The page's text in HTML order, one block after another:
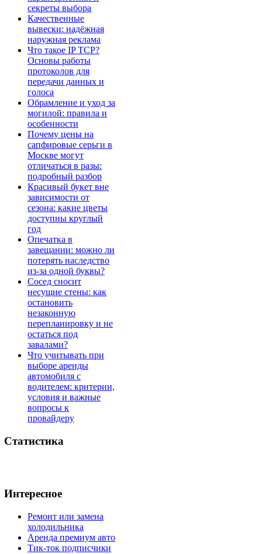
секреты выбора
Качественные
вывески: надёжная
наружная реклама
Что такое IP TCP?
Основы работы
протоколов для
передачи данных и
голоса
Обрамление и уход за
могилой: правила и
особенности
Почему цены на
сапфировые серьги в
Москве могут
отличаться в разы:
подробный разбор
Красивый букет вне
зависимости от
сезона: какие цветы
доступны круглый
год
Опечатка в
завещании: можно ли
потерять наследство
из-за одной буквы?
Сосед сносит
несущие стены: как
остановить
незаконную
перепланировку и не
остаться под
завалами?
Что учитывать при
выборе аренды
автомобиля с
водителем: критерии,
условия и важные
вопросы к
провайдеру
Статистика
Интересное
Ремонт или замена
холодильника
Аренда премиум авто
Тик-ток подписчики